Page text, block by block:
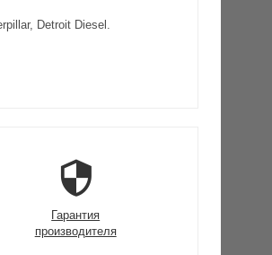
Detroit Diesel.
Гарантия
производителя